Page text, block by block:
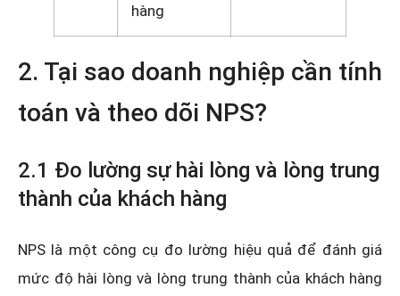
hàng
2. Tại sao doanh nghiệp cần tính
toán và theo dõi NPS?
2.1 Đo lường sự hài lòng và lòng trung
thành của khách hàng
NPS là một công cụ đo lường hiệu quả để đánh giá
mức độ hài lòng và lòng trung thành của khách hàng